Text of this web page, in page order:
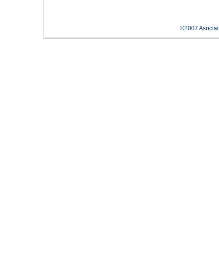
©2007